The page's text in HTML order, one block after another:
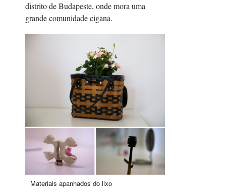
distrito de Budapeste, onde mora uma
grande comunidade cigana.
Materiais apanhados do lixo